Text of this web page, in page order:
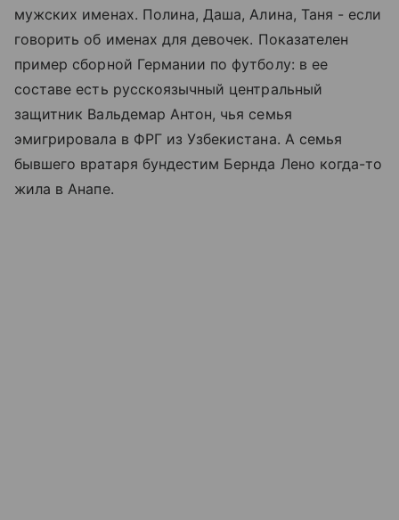
мужских именах. Полина, Даша, Алина, Таня - если
говорить об именах для девочек. Показателен
пример сборной Германии по футболу: в ее
составе есть русскоязычный центральный
защитник Вальдемар Антон, чья семья
эмигрировала в ФРГ из Узбекистана. А семья
бывшего вратаря бундестим Бернда Лено когда-то
жила в Анапе.